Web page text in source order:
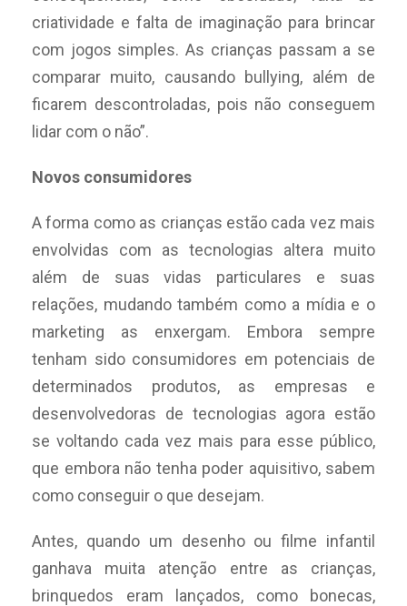
criatividade e falta de imaginação para brincar
com jogos simples. As crianças passam a se
comparar muito, causando bullying, além de
ficarem descontroladas, pois não conseguem
lidar com o não”.
Novos consumidores
A forma como as crianças estão cada vez mais
envolvidas com as tecnologias altera muito
além de suas vidas particulares e suas
relações, mudando também como a mídia e o
marketing as enxergam. Embora sempre
tenham sido consumidores em potenciais de
determinados produtos, as empresas e
desenvolvedoras de tecnologias agora estão
se voltando cada vez mais para esse público,
que embora não tenha poder aquisitivo, sabem
como conseguir o que desejam.
Antes, quando um desenho ou filme infantil
ganhava muita atenção entre as crianças,
brinquedos eram lançados, como bonecas,